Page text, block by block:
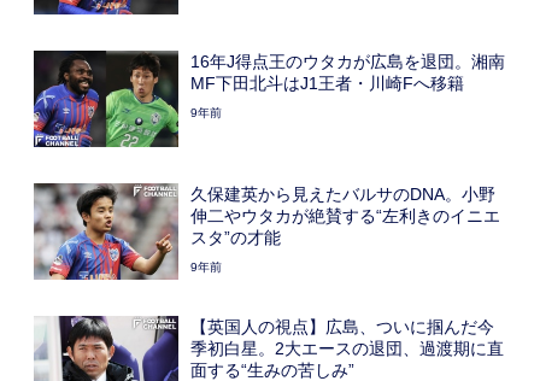
16年J得点王のウタカが広島を退団。湘南
MF下田北斗はJ1王者・川崎Fへ移籍
9年前
久保建英から見えたバルサのDNA。小野
伸二やウタカが絶賛する“左利きのイニエ
スタ”の才能
9年前
【英国人の視点】広島、ついに掴んだ今
季初白星。2大エースの退団、過渡期に直
面する“生みの苦しみ”